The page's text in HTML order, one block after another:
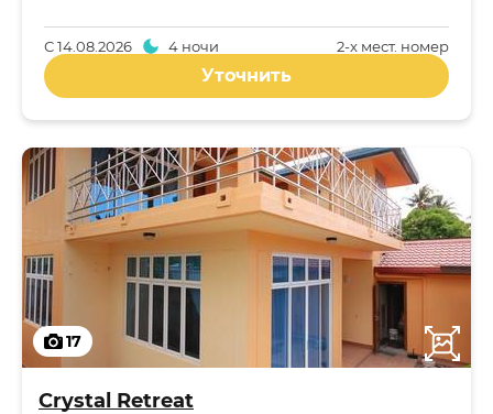
2-x мест. номер
С14.08.2026 4 ночи
Уточнить
17
Crystal Retreat